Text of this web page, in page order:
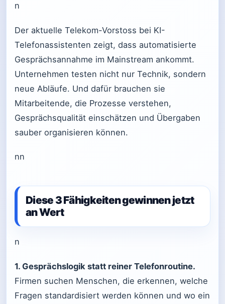
n
Der aktuelle Telekom-Vorstoss bei KI-
Telefonassistenten zeigt, dass automatisierte
Gesprächsannahme im Mainstream ankommt.
Unternehmen testen nicht nur Technik, sondern
neue Abläufe. Und dafür brauchen sie
Mitarbeitende, die Prozesse verstehen,
Gesprächsqualität einschätzen und Übergaben
sauber organisieren können.
nn
Diese 3 Fähigkeiten gewinnen jetzt
an Wert
n
1. Gesprächslogik statt reiner Telefonroutine.
Firmen suchen Menschen, die erkennen, welche
Fragen standardisiert werden können und wo ein